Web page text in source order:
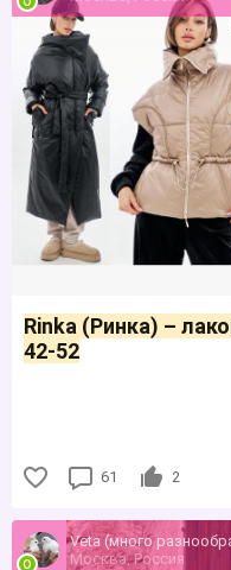
Rinka (Ринка) –
42-52
61 2
Veta (много
Москва, Россия